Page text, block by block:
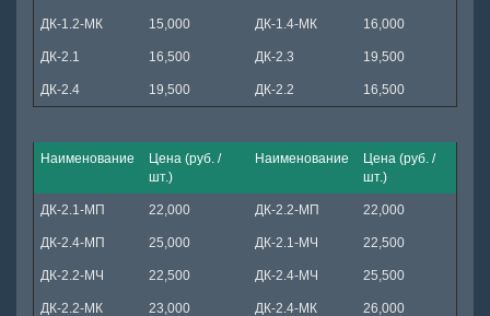
ДК-1.2-МК 15,000 ДК-1.4-МК 16,000
ДК-2.1 16,500 ДК-2.3 19,500
ДК-2.4 19,500 ДК-2.2 16,500
Наименование
Цена (руб. /
шт.)
Наименование
Цена (руб. /
шт.)
ДК-2.1-МП 22,000 ДК-2.2-МП 22,000
ДК-2.4-МП 25,000 ДК-2.1-МЧ 22,500
ДК-2.2-МЧ 22,500 ДК-2.4-МЧ 25,500
ДК-2.2-МК 23,000 ДК-2.4-МК 26,000